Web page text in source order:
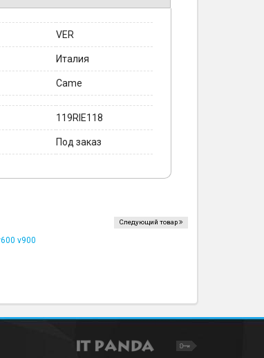
VER
Италия
Came
119RIE118
Под заказ
Следующий товар
v900